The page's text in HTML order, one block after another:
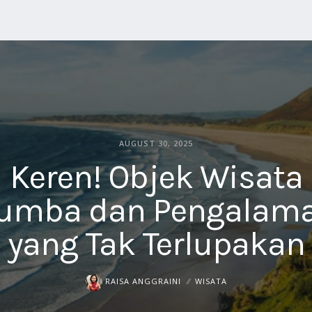
AUGUST 30, 2025
Keren! Objek Wisata
dan
yang Tak Terlupakan
RAISA ANGGRAINI WISATA